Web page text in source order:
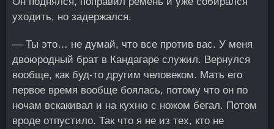
уходить, но задержался.
— Ты это… не думай, что все против вас. У меня
двоюродный брат в Кандагаре служил. Вернулся
вообще, как буд-то другим человеком. Мать его
первое время вообще боялась, потому что он по
ночам вскакивал и на кухню с ножом бегал. Потом
вроде отпустило. Так что я не из тех, кто не